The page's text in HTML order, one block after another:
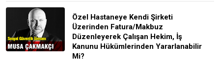
Özel Hastaneye Kendi Şirketi
Üzerinden Fatura/Makbuz
Düzenleyerek Çalışan Hekim, İş
Kanunu Hükümlerinden Yararlanabilir
Mi?